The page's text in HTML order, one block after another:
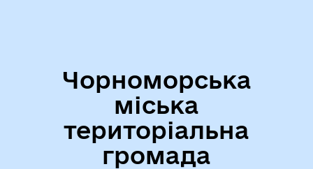
Чорноморська
міська
територіальна
громада